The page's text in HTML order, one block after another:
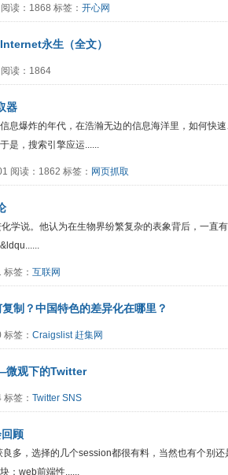
读：1868 标签： 开心网
永生（全文）
读：1864
器
息爆炸的年代，在浩瀚无边的信息海洋里，如何快
是，搜索引擎应运......
阅读：1862 标签： 网页抓取
学说。他认为在生物界纷繁复杂的表象背后，一直
签： 互联网
制？中国特色的差异化在哪里？
签： Craigslist 赶集网
微观下的Twitter
签： Twitter SNS
顾
多，选择的几个session都很有料，当然也有个别
：web前端性......